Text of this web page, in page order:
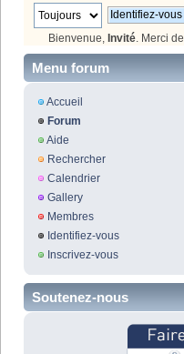
Bienvenue, Invité. Merci de
Menu forum
Accueil
Forum
Aide
Rechercher
Calendrier
Gallery
Membres
Identifiez-vous
Inscrivez-vous
Soutenez-nous